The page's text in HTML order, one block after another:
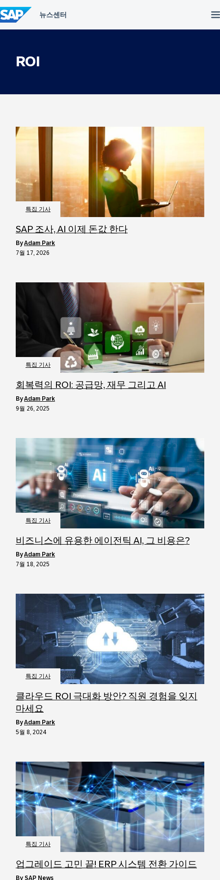
텐
츠
건
ROI
특집 기사
SAP 조사, AI 이제 돈값 한다
byAdam Park
7월 17, 2026
특집 기사
회복력의 ROI: 공급망, 재무 그리고 AI
byAdam Park
9월 26, 2025
특집 기사
비즈니스에 유용한 에이전틱 AI, 그 비용은?
byAdam Park
7월 18, 2025
특집 기사
클라우드 ROI 극대화 방안? 직원 경험을 잊지
마세요
byAdam Park
5월 8, 2024
특집 기사
업그레이드 고민 끝! ERP 시스템 전환 가이드
by SAP News